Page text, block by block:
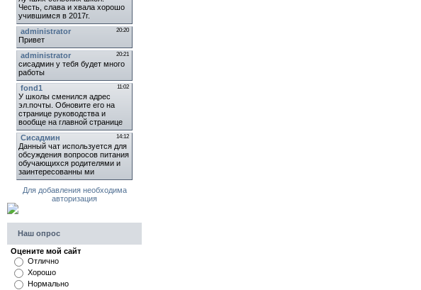
Для добавления необходима
авторизация
Наш опрос
Оцените мой сайт
Отлично
Хорошо
Нормально